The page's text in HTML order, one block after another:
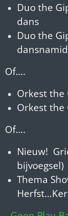
Duo the
dans
Duo the
Of….
Orkest the
Orkest
Of….
Nieuw!
bijvoegsel)
Thema